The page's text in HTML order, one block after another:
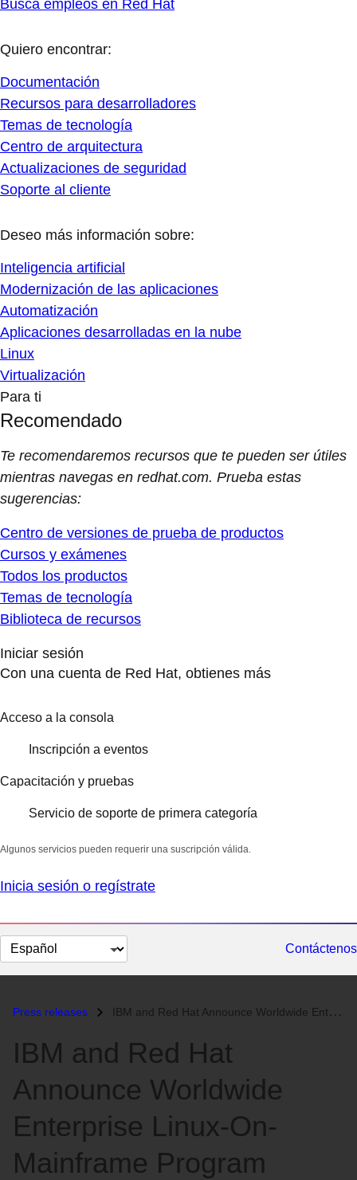
Busca empleos en Red Hat
Quiero encontrar:
Documentación
Recursos para desarrolladores
Temas de tecnología
Centro de arquitectura
Actualizaciones de seguridad
Soporte al cliente
Deseo más información sobre:
Inteligencia artificial
Modernización de las aplicaciones
Automatización
Aplicaciones desarrolladas en la nube
Linux
Virtualización
Para ti
Recomendado
Te recomendaremos recursos que te pueden ser útiles
mientras navegas en redhat.com. Prueba estas
sugerencias:
Centro de versiones de prueba de productos
Cursos y exámenes
Todos los productos
Temas de tecnología
Biblioteca de recursos
Iniciar sesión
Con una cuenta de Red Hat, obtienes más
Acceso a la consola
Inscripción a eventos
Capacitación y pruebas
Servicio de soporte de primera categoría
Algunos servicios pueden requerir una suscripción válida.
Inicia sesión o regístrate
Cambiar
el
Contáctenos
Press releases IBM and Red Hat Announce Worldwide Enterprise Linux-On-Mainframe Progr...
IBM and Red Hat
Announce Worldwide
Enterprise Linux-On-
Mainframe Program